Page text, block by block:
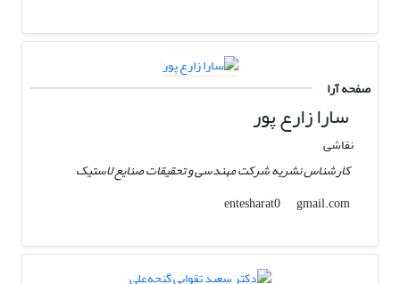
صفحه آرا
سارا زارع پور
نقاشی
کارشناس نشریه شرکت مهندسی و تحقیقات صنایع لاستیک
entesharat0
gmail.com